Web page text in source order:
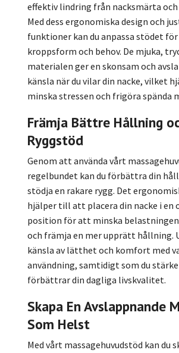
effektiv lindring från nacksmärta och
Med dess ergonomiska design och
funktioner kan du anpassa stödet
kroppsform och behov. De mjuka,
materialen ger en skonsam och
känsla när du vilar din nacke, vilket
minska stressen och frigöra spända
Främja Bättre Hållning
Ryggstöd
Genom att använda vårt
regelbundet kan du förbättra din
stödja en rakare rygg. Det
hjälper till att placera din nacke i en
position för att minska belastningen
och främja en mer upprätt hållning.
känsla av lätthet och komfort med
användning, samtidigt som du
förbättrar din dagliga livskvalitet.
Skapa En Avslappnande
Som Helst
Med vårt massagehuvudstöd kan du